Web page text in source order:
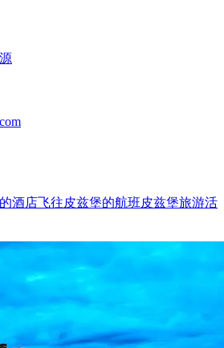
酒店飞往皮兹堡的航班皮兹堡旅游活